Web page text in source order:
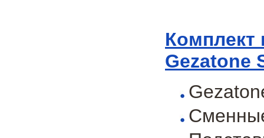
Комплект
Gezatone